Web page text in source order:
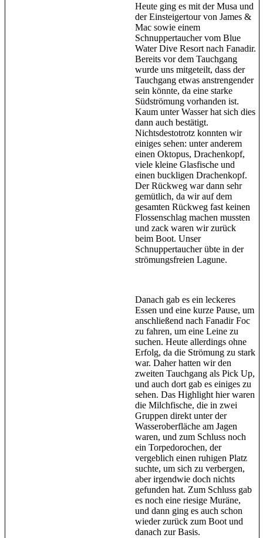
Heute ging es mit der Musa und
der Einsteigertour von James &
Mac sowie einem
Schnuppertaucher vom Blue
Water Dive Resort nach Fanadir.
Bereits vor dem Tauchgang
wurde uns mitgeteilt, dass der
Tauchgang etwas anstrengender
sein könnte, da eine starke
Südströmung vorhanden ist.
Kaum unter Wasser hat sich dies
dann auch bestätigt.
Nichtsdestotrotz konnten wir
einiges sehen: unter anderem
einen Oktopus, Drachenkopf,
viele kleine Glasfische und
einen buckligen Drachenkopf.
Der Rückweg war dann sehr
gemütlich, da wir auf dem
gesamten Rückweg fast keinen
Flossenschlag machen mussten
und zack waren wir zurück
beim Boot. Unser
Schnuppertaucher übte in der
strömungsfreien Lagune.
Danach gab es ein leckeres
Essen und eine kurze Pause, um
anschließend nach Fanadir Foc
zu fahren, um eine Leine zu
suchen. Heute allerdings ohne
Erfolg, da die Strömung zu stark
war. Daher hatten wir den
zweiten Tauchgang als Pick Up,
und auch dort gab es einiges zu
sehen. Das Highlight hier waren
die Milchfische, die in zwei
Gruppen direkt unter der
Wasseroberfläche am Jagen
waren, und zum Schluss noch
ein Torpedorochen, der
vergeblich einen ruhigen Platz
suchte, um sich zu verbergen,
aber irgendwie doch nichts
gefunden hat. Zum Schluss gab
es noch eine riesige Muräne,
und dann ging es auch schon
wieder zurück zum Boot und
danach zur Basis.